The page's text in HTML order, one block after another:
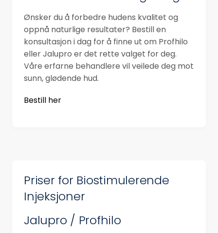
Ønsker du å forbedre hudens kvalitet og
oppnå naturlige resultater? Bestill en
konsultasjon i dag for å finne ut om Profhilo
eller Jalupro er det rette valget for deg.
Våre erfarne behandlere vil veilede deg mot
sunn, glødende hud.
Bestill her
Priser for Biostimulerende
Injeksjoner
Jalupro / Profhilo